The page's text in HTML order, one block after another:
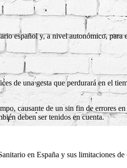
español y, a nivel autonómico,
de una gesta que perdurará en el
causante de un sin fin de errores
deben ser tenidos en cuenta.
en España y sus limitaciones